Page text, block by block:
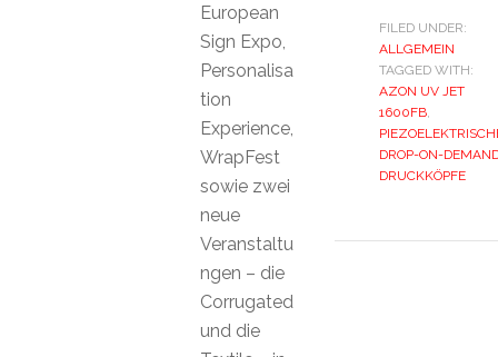
FILED UNDER:
ALLGEMEIN
TAGGED WITH:
AZON UV JET
1600FB,
DROP-ON-
DRUCKKÖPFE
European
Sign Expo,
Personalisa
tion
Experience,
WrapFest
sowie zwei
neue
Veranstaltu
ngen – die
Corrugated
und die